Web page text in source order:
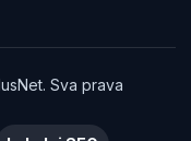
Sva prava